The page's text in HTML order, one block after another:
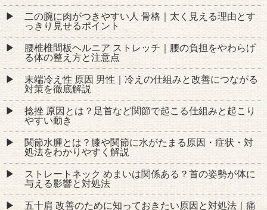
二の腕に肉がつきやすい人 骨格｜太く見える理由とす
っきり見せるポイント
腰椎椎間板ヘルニア ストレッチ｜腰の負担をやわらげ
る体の整え方と注意点
末端冷え性 原因 男性｜冷えの仕組みと改善につながる
対策を徹底解説
捻挫 原因とは？足首など関節で起こる仕組みと起こり
やすい動き
関節水腫とは？膝や関節に水がたまる原因・症状・対
処法をわかりやすく解説
ストレートネック めまいは関係ある？首の姿勢が体に
与える影響と対処法
五十肩 改善のために知っておきたい原因と対処法｜痛